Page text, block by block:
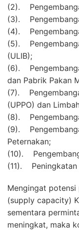
(2).
(3).
(4).
(5).
(ULIB);
(6).
dan Pabrik Pakan
(7).
(UPPO) dan
(8).
(9).
Peternakan;
(10).
(11). Peningkatan
Mengingat
(supply capacity)
sementara
meningkat, maka